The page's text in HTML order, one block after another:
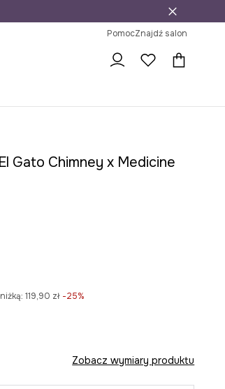
PomocZnajdź salon
Gato Chimney x Medicine
119,90 zł -25%
Zobacz wymiary produktu